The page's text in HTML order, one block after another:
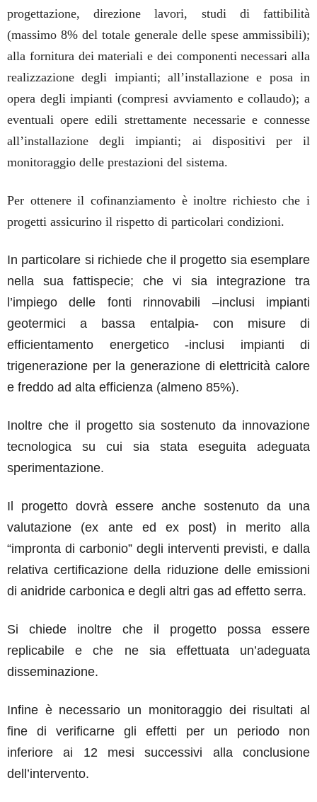
progettazione, direzione lavori, studi di fattibilità
(massimo 8% del totale generale delle spese ammissibili);
alla fornitura dei materiali e dei componenti necessari alla
realizzazione degli impianti; all’installazione e posa in
opera degli impianti (compresi avviamento e collaudo); a
eventuali opere edili strettamente necessarie e connesse
all’installazione degli impianti; ai dispositivi per il
monitoraggio delle prestazioni del sistema.
Per ottenere il cofinanziamento è inoltre richiesto che i
progetti assicurino il rispetto di particolari condizioni.
In particolare si richiede che il progetto sia esemplare
nella sua fattispecie; che vi sia integrazione tra
l’impiego delle fonti rinnovabili –inclusi impianti
geotermici a bassa entalpia- con misure di
efficientamento energetico -inclusi impianti di
trigenerazione per la generazione di elettricità calore
e freddo ad alta efficienza (almeno 85%).
Inoltre che il progetto sia sostenuto da innovazione
tecnologica su cui sia stata eseguita adeguata
sperimentazione.
Il progetto dovrà essere anche sostenuto da una
valutazione (ex ante ed ex post) in merito alla
“impronta di carbonio” degli interventi previsti, e dalla
relativa certificazione della riduzione delle emissioni
di anidride carbonica e degli altri gas ad effetto serra.
Si chiede inoltre che il progetto possa essere
replicabile e che ne sia effettuata un’adeguata
disseminazione.
Infine è necessario un monitoraggio dei risultati al
fine di verificarne gli effetti per un periodo non
inferiore ai 12 mesi successivi alla conclusione
dell’intervento.